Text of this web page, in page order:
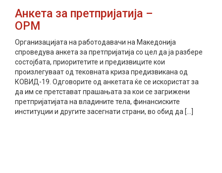
Анкета за претпријатија –
ОРМ
Организацијата на работодавачи на Македонија
спроведува анкета за претпријатија со цел да ја разбере
состојбата, приоритетите и предизвиците кои
произлегуваат од тековната криза предизвикана од
КОВИД-19. Одговорите од анкетата ќе се искористат за
да им се претстават прашањата за кои се загрижени
претпријатијата на владините тела, финансиските
институции и другите засегнати страни, во обид да […]